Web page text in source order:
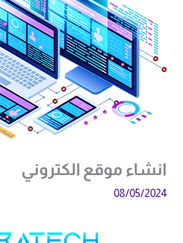
انشاء موقع الكتروني
08/05/2024